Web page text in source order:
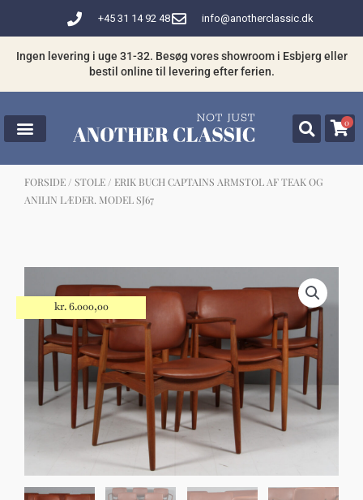
indholdet
+45 31 14 92 48 info@anotherclassic.dk
Ingen levering i uge 31-32. Besøg vores showroom i Esbjerg eller
bestil online til levering efter ferien.
0
FORSIDE / STOLE / ERIK BUCH CAPTAINS ARMSTOL AF TEAK OG
ANILIN LÆDER. MODEL SJ67
have din interesse?
kr.6.000,00